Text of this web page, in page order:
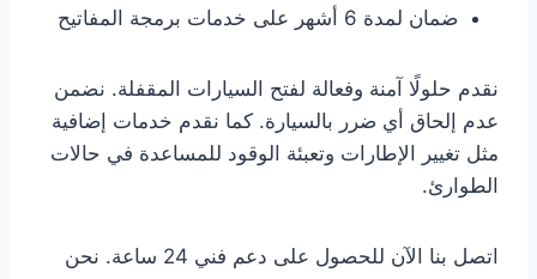
ضمان لمدة 6 أشهر على خدمات برمجة المفاتيح
نقدم حلولًا آمنة وفعالة لفتح السيارات المقفلة. نضمن
عدم إلحاق أي ضرر بالسيارة. كما نقدم خدمات إضافية
مثل تغيير الإطارات وتعبئة الوقود للمساعدة في حالات
الطوارئ.
اتصل بنا الآن للحصول على دعم فني 24 ساعة. نحن